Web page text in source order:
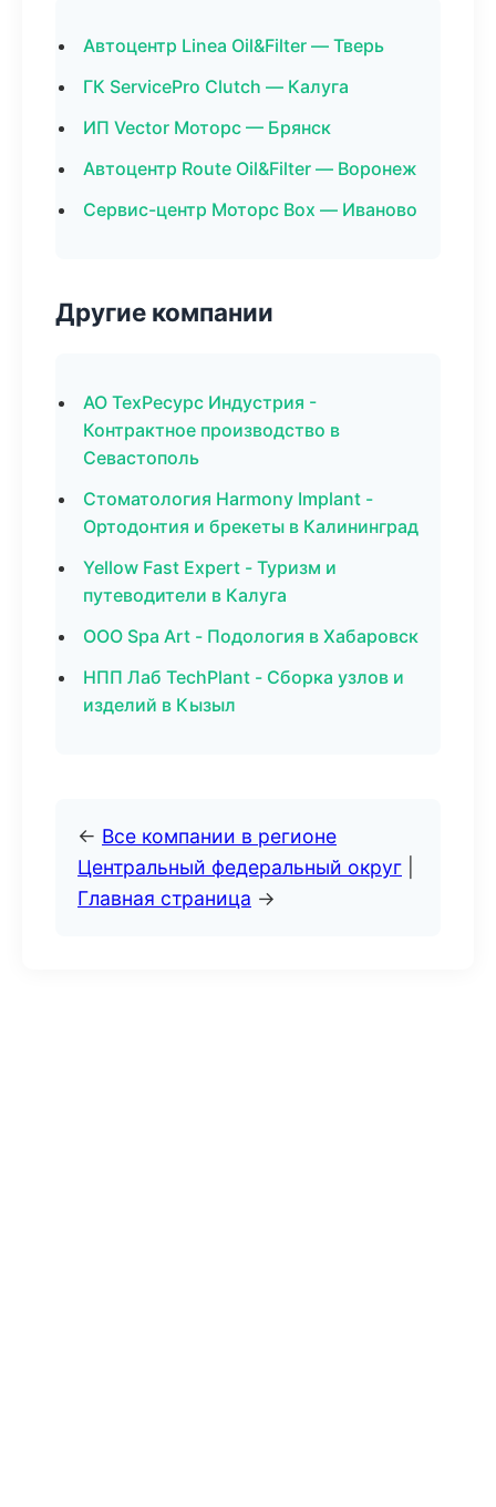
Автоцентр Linea Oil&Filter — Тверь
ГК ServicePro Clutch — Калуга
ИП Vector Моторс — Брянск
Автоцентр Route Oil&Filter — Воронеж
Сервис-центр Моторс Box — Иваново
Другие компании
АО ТехРесурс Индустрия -
Контрактное производство в
Севастополь
Стоматология Harmony Implant -
Ортодонтия и брекеты в Калининград
Yellow Fast Expert - Туризм и
путеводители в Калуга
ООО Spa Art - Подология в Хабаровск
НПП Лаб TechPlant - Сборка узлов и
изделий в Кызыл
← Все компании в регионе
Центральный федеральный округ
Главная страница →